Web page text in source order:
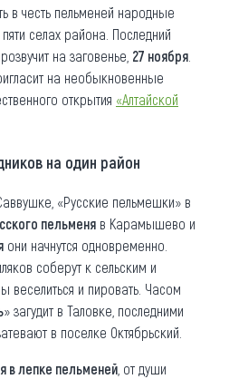
в честь пельменей народные
селах района. Последний
на заговенье, 27 ноября
на необыкновенные
открытия «Алтайской
на один район
«Русские пельмешки» в
пельменя в Карамышево и
они начнутся одновременно.
соберут к сельским и
веселиться и пировать. Часом
» загудит в Таловке, последними
в поселке Октябрьский.
в лепке пельменей , от души